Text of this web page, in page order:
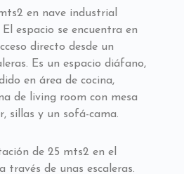
en nave industrial
espacio se encuentra en
directo desde un
Es un espacio diáfano,
en área de cocina,
de living room con mesa
sillas y un sofá-cama.
de 25 mts2 en el
través de unas escaleras.